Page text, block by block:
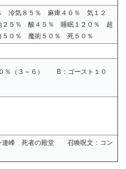
冷気８５％ 麻痺４０％ 気１２
５％ 酸４５％ 睡眠１２０％ 超
５０％ 魔術５０％ 死５０％
％（３～６） B：ゴースト１０
連峰 死者の殿堂 召喚呪文：コン